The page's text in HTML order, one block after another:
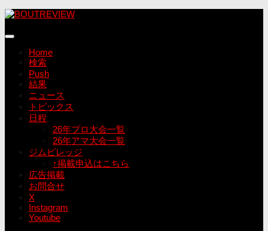
コ
テ
Home
検索
Push
結果
ニュース
トピックス
日程
26年プロ大会一覧
26年アマ大会一覧
ジムビレッジ
↑掲載申込はこちら
広告掲載
お問合せ
X
Instagram
Youtube